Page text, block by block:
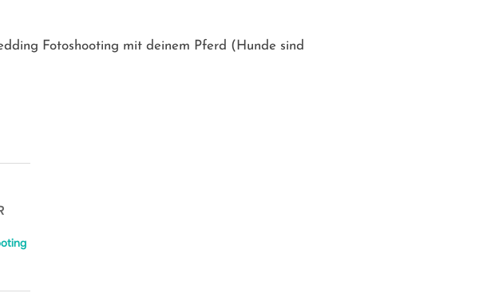
Fotoshooting mit deinem Pferd (Hunde sind